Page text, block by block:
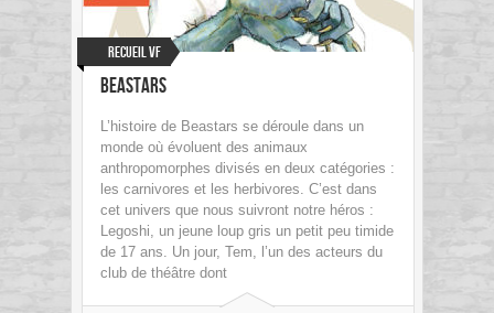
Recueil VF
Beastars
L’histoire de Beastars se déroule dans un
monde où évoluent des animaux
anthropomorphes divisés en deux catégories :
les carnivores et les herbivores. C’est dans
cet univers que nous suivront notre héros :
Legoshi, un jeune loup gris un petit peu timide
de 17 ans. Un jour, Tem, l’un des acteurs du
club de théâtre dont